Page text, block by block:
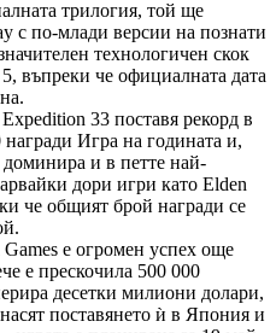
трилогия, той ще
с по-млади версии на познати
технологичен скок
въпреки че официалната дата
33 поставя рекорд в
Игра на годината и,
доминира и в петте най-
дори игри като Elden
че общият брой награди се
е огромен успех още
е прескочила 500 000
десетки милиони долари,
поставянето ѝ в Япония и